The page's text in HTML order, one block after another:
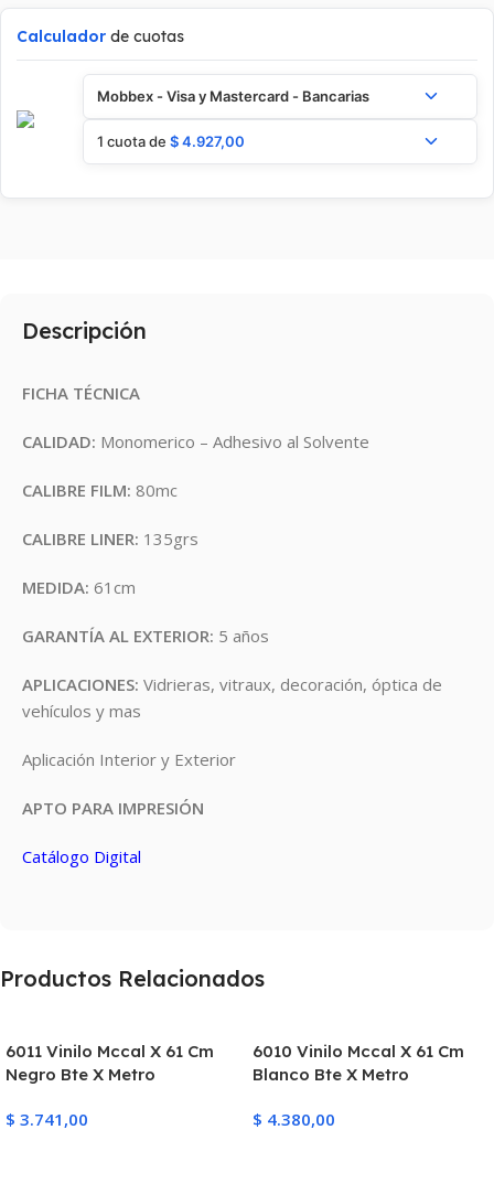
Calculador de cuotas
Mobbex - Visa y Mastercard - Bancarias
1 cuota de $4.927,00
Descripción
FICHA TÉCNICA
CALIDAD: Monomerico – Adhesivo al Solvente
CALIBRE FILM: 80mc
CALIBRE LINER: 135grs
MEDIDA: 61cm
GARANTÍA AL EXTERIOR: 5 años
APLICACIONES: Vidrieras, vitraux, decoración, óptica de
vehículos y mas
Aplicación Interior y Exterior
APTO PARA IMPRESIÓN
Catálogo Digital
Productos Relacionados
6011 Vinilo Mccal X 61 Cm
Negro Bte X Metro
$ 3.741,00
6010 Vinilo Mccal X 61 Cm
Blanco Bte X Metro
$ 4.380,00